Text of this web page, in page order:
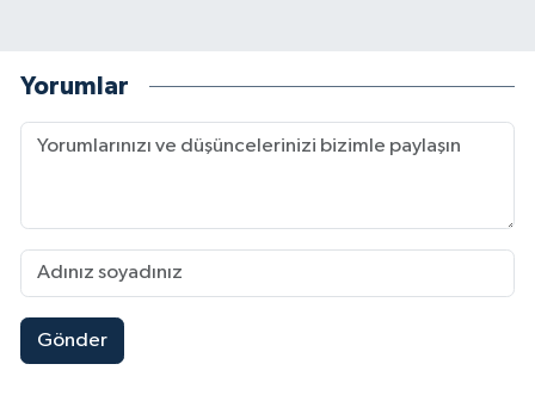
Yorumlar
Gönder